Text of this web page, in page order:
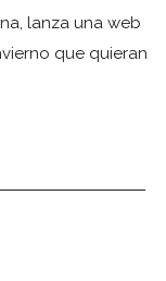
lanza una web
que quieran